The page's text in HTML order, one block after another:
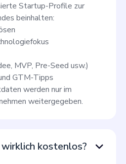
Startup-Profile zur
beinhalten:
MVP, Pre-Seed usw.)
GTM-Tipps
werden nur im
weitergegeben.
wirklich kostenlos?